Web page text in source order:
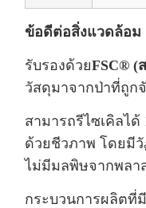
ข้อดีต่อสิ่งแวดล้อม
รับรองด้วยFSC® (
วัสดุมาจากป่าที่ถูก
สามารถรีไซเคิลไ
ด้วยชีวภาพ โดยมี
ไม่มีมลพิษจากพลา
กระบวนการผลิตที่